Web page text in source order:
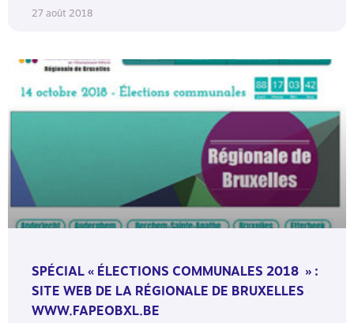
27 août 2018
SPÉCIAL « ÉLECTIONS COMMUNALES 2018 » :
SITE WEB DE LA RÉGIONALE DE BRUXELLES
WWW.FAPEOBXL.BE